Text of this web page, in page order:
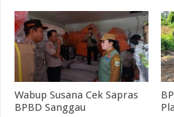
Wabup Susana Cek Sapras
BPBD Sanggau